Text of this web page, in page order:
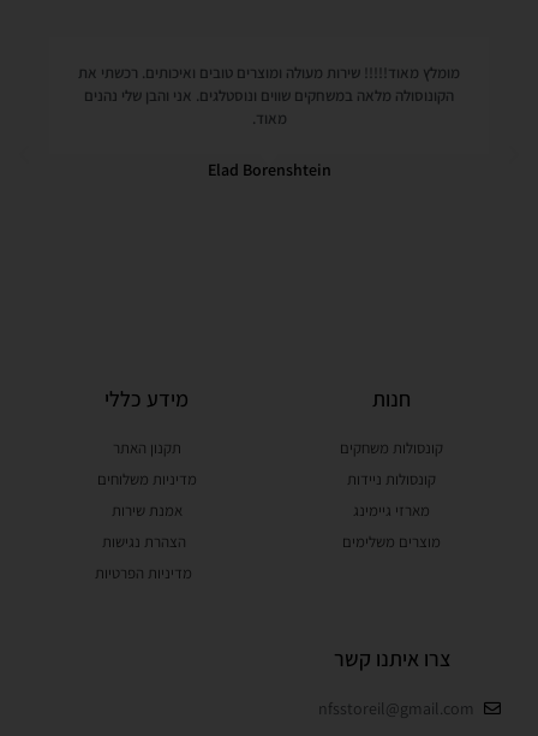
מומלץ מאוד!!!!! שירות מעולה ומוצרים טובים ואיכותים. רכשתי את
הקונוסולה מלאה במשחקים שווים ונוסטלגים. אני והבן שלי נהנים
מאוד.
Elad Borenshtein
חנות
קונסולות משחקים
קונסולות ניידות
מארזי גיימינג
מוצרים משלימים
מידע כללי
תקנון האתר
מדיניות משלוחים
אמנת שירות
הצהרת נגישות
מדיניות הפרטיות
צרו איתנו קשר
nfsstoreil@gmail.com